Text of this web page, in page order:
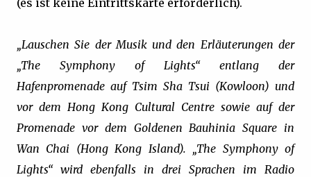
„Lauschen Sie der Musik und den Erläuterungen der
„The Symphony of Lights“ entlang der
Hafenpromenade auf Tsim Sha Tsui (Kowloon) und
vor dem Hong Kong Cultural Centre sowie auf der
Promenade vor dem Goldenen Bauhinia Square in
Wan Chai (Hong Kong Island). „The Symphony of
Lights“ wird ebenfalls in drei Sprachen im Radio